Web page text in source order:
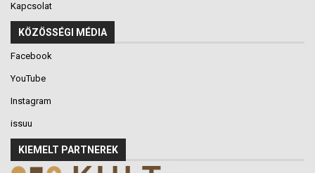
Kapcsolat
KÖZÖSSÉGI MÉDIA
Facebook
YouTube
Instagram
issuu
KIEMELT PARTNEREK